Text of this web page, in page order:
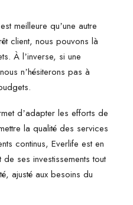
meilleure quʼune autre
client, nous pouvons là
À lʼinverse, si une
nʼhésiterons pas à
dʼadapter les efforts de
la qualité des services
continus, Everlife est en
ses investissements tout
ajusté aux besoins du